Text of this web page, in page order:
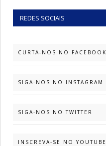
REDES SOCIAIS
CURTA-NOS NO FACEBOOK
SIGA-NOS NO INSTAGRAM
SIGA-NOS NO TWITTER
INSCREVA-SE NO YOUTUBE